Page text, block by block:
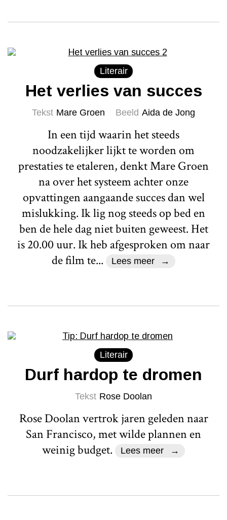
Literair
Het verlies van succes
Tekst Mare Groen Beeld Aida de Jong
In een tijd waarin het steeds
noodzakelijker lijkt te worden om
prestaties te etaleren, denkt Mare Groen
na over het systeem achter onze
opvattingen aangaande succes dan wel
mislukking. Ik lig nog steeds op bed en
ben de hele dag niet buiten geweest. Het
is 20.00 uur. Ik heb afgesproken om naar
de film te...
Lees meer
Literair
Durf hardop te dromen
Tekst Rose Doolan
Rose Doolan vertrok jaren geleden naar
San Francisco, met wilde plannen en
weinig budget.
Lees meer